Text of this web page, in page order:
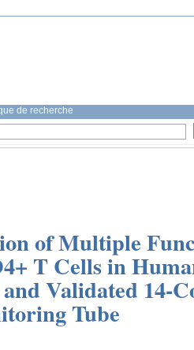
de recherche
of Multiple
T Cells in
Validated 14-
Tube